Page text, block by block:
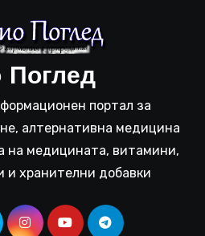
Поглед
портал за
алтернативна медицина
на медицината, витамини,
и хранителни добавки